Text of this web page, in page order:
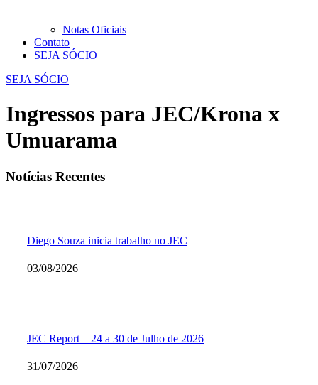
Notas Oficiais
Contato
SEJA SÓCIO
SEJA SÓCIO
Ingressos para JEC/Krona x
Umuarama
Notícias Recentes
Diego Souza inicia trabalho no JEC
03/08/2026
JEC Report – 24 a 30 de Julho de 2026
31/07/2026